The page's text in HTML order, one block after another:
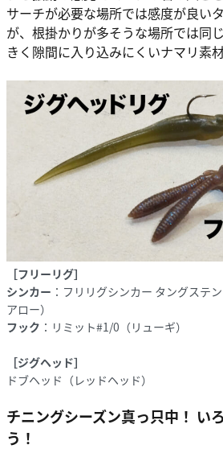
サーチが必要な場所では感度が良い
が、根掛かりが多そうな場所では同
きく隙間に入り込みにくいナマリ素
［フリーリグ］
シンカー ：フリリグシンカー タングステ
アロー）
フック ：リミット#1/0（リューギ）
［ジグヘッド］
ドブヘッド（レッドヘッド）
チニングシーズン真っ只中！ い
う！